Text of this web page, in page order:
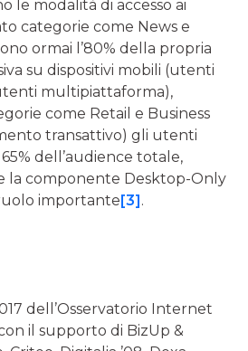
le modalità di accesso ai
categorie come News e
ormai l’80% della propria
su dispositivi mobili (utenti
multipiattaforma),
come Retail e Business
transattivo) gli utenti
dell’audience totale,
la componente Desktop-Only
importante[3].
dell’Osservatorio Internet
il supporto di BizUp &